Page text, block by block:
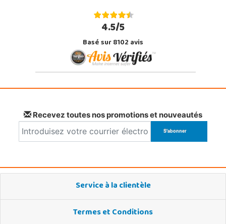
4.5/5
Basé sur 8102 avis
Recevez toutes nos promotions et nouveautés
Service à la clientèle
Termes et Conditions